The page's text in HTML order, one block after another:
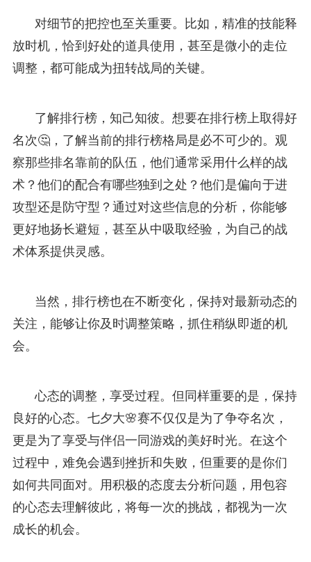
对细节的把控也至关重要。比如，精准的技能释
放时机，恰到好处的道具使用，甚至是微小的走位
调整，都可能成为扭转战局的关键。
了解排行榜，知己知彼。想要在排行榜上取得好
名次🤔，了解当前的排行榜格局是必不可少的。观
察那些排名靠前的队伍，他们通常采用什么样的战
术？他们的配合有哪些独到之处？他们是偏向于进
攻型还是防守型？通过对这些信息的分析，你能够
更好地扬长避短，甚至从中吸取经验，为自己的战
术体系提供灵感。
当然，排行榜也在不断变化，保持对最新动态的
关注，能够让你及时调整策略，抓住稍纵即逝的机
会。
心态的调整，享受过程。但同样重要的是，保持
良好的心态。七夕大🌸赛不仅仅是为了争夺名次，
更是为了享受与伴侣一同游戏的美好时光。在这个
过程中，难免会遇到挫折和失败，但重要的是你们
如何共同面对。用积极的态度去分析问题，用包容
的心态去理解彼此，将每一次的挑战，都视为一次
成长的机会。